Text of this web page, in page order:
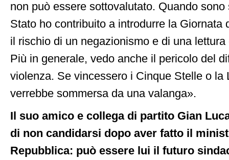
non può essere sottovalutato. Quando
Stato ho contribuito a introdurre la Giornata
il rischio di un negazionismo e di una
Più in generale, vedo anche il pericolo del
violenza. Se vincessero i Cinque Stelle o la
verrebbe sommersa da una valanga».
Il suo amico e collega di partito Gian
di non candidarsi dopo aver fatto il
Repubblica: può essere lui il futuro